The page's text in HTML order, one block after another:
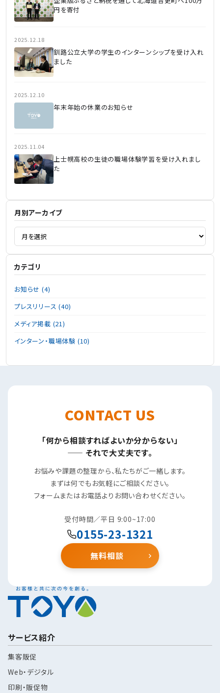
円を寄付
2025.12.18
釧路公立大学の学生のインターンシップを受け入れ
ました
2025.12.10
年末年始の休業のお知らせ
2025.11.04
上士幌高校の生徒の職場体験学習を受け入れまし
た
月別アーカイブ
カテゴリ
お知らせ (4)
プレスリリース (40)
メディア掲載 (21)
インターン・職場体験 (10)
サービス紹介
集客販促
Web・デジタル
印刷・販促物
CONTACT US
「何から相談すればよいか分からない」
—— それで大丈夫です。
お悩みや課題の整理から、私たちがご一緒します。
まずは何でもお気軽にご相談ください。
フォームまたはお電話よりお問い合わせください。
受付時間／平日 9:00~17:00
0155-23-1321
無料相談